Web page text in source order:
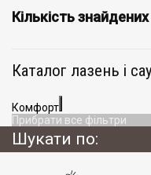
Кількість
Каталог лазень і
Комфорт
Прибрати все фільтри
Шукати по: